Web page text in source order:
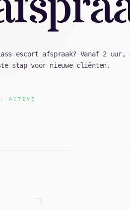
escort afspraak? Vanaf 2 uur,
stap voor nieuwe cliënten.
ACTIVE